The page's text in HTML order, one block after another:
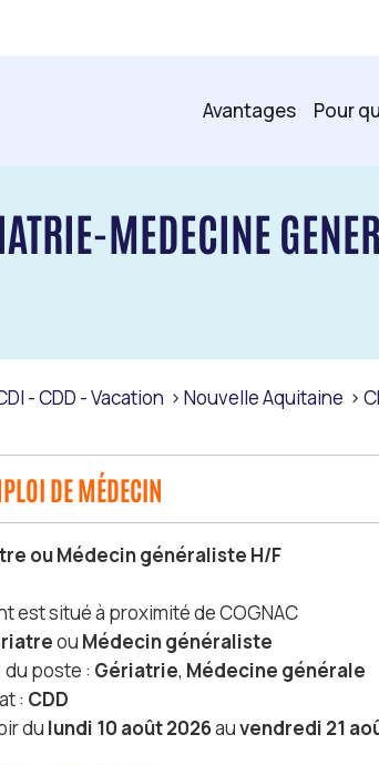
Avantages Pour
MEDECINE
- CDD - Vacation Nouvelle Aquitaine
DE MÉDECIN
ou Médecin généraliste H/F
est situé à proximité de COGNAC
ou Médecin généraliste
poste : Gériatrie, Médecine générale
: CDD
du lundi 10 août 2026auvendredi 21